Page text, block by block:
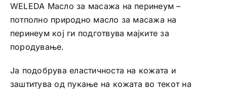
WELEDA Масло за масажа на перинеум –
потполно природно масло за масажа на
перинеум кој ги подготвува мајките за
породување.
Ја подобрува еластичноста на кожата и
заштитува од пукање на кожата во текот на